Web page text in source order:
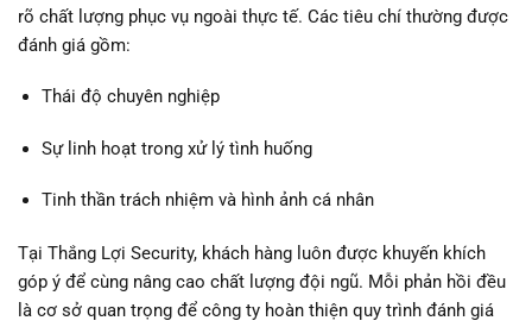
rõ chất lượng phục vụ ngoài thực tế. Các tiêu chí thường được
đánh giá gồm:
Thái độ chuyên nghiệp
Sự linh hoạt trong xử lý tình huống
Tinh thần trách nhiệm và hình ảnh cá nhân
Tại Thắng Lợi Security, khách hàng luôn được khuyến khích
góp ý để cùng nâng cao chất lượng đội ngũ. Mỗi phản hồi đều
là cơ sở quan trọng để công ty hoàn thiện quy trình đánh giá